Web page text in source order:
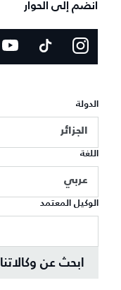
انضم إلى الحوار
الدولة
الجزائر
اللغة
عربي
الوكيل المعتمد
ابحث عن وكالاتنا